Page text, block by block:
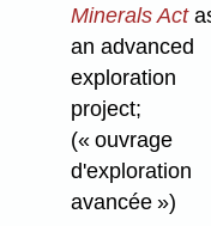
Minerals Act
an advanced
exploration
project;
(« ouvrage
d'exploration
avancée »)